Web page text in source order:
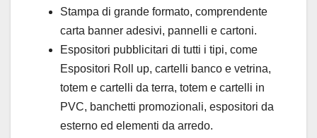
Stampa di grande formato, comprendente
carta banner adesivi, pannelli e cartoni.
Espositori pubblicitari di tutti i tipi, come
Espositori Roll up, cartelli banco e vetrina,
totem e cartelli da terra, totem e cartelli in
PVC, banchetti promozionali, espositori da
esterno ed elementi da arredo.